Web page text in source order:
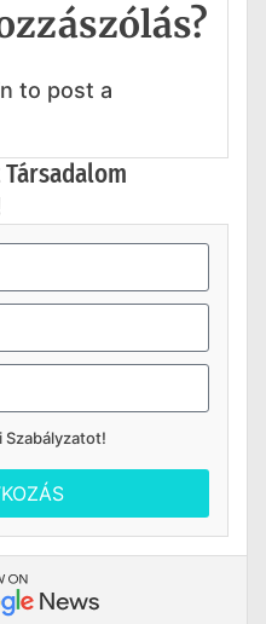
to post a
Szabályzatot!